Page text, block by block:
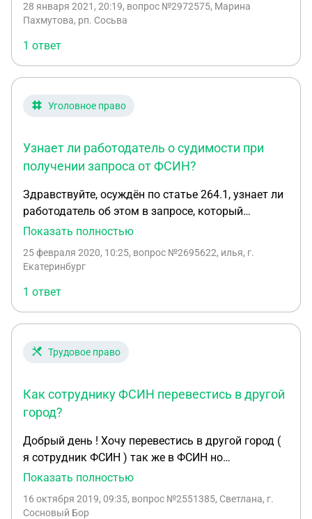
обязательство подписывать отказалась, так как
доли. В муниципалитет долю, оказывается, сейчас
принять не могут. Дом на двух хозяев, разные
входы, разные дворы. Обращались в архитектуру,
к кадастровым инженерам, чтобы оформить
блочную застройку, нам отказывают. Раз мы не
получении сертификакта. Нас 5 человек на 18
кв.м. Оба сотрудники ФСИН, дослужились до
что делать?
28 января 2021, 20:19, вопрос №2972575, Марина
Пахмутова, рп. Сосьва
1 ответ
Уголовное право
Узнает ли работодатель о судимости при
получении запроса от ФСИН?
Здравствуйте, осуждён по статье 264.1, узнает ли
работодатель об этом в запросе, который
отправляют сотрудники ФСИН на место работы?
такой работник?
Показать полностью
25 февраля 2020, 10:25, вопрос №2695622, илья, г.
Екатеринбург
1 ответ
Трудовое право
Как сотруднику ФСИН перевестись в другой
город?
Добрый день ! Хочу перевестись в другой город (
я сотрудник ФСИН ) так же в ФСИН но
руководство не отпускает. Что нужно сделать что
с одного ФСИН и устроиться в другой ФСИН
Показать полностью
16 октября 2019, 09:35, вопрос №2551385, Светлана, г.
Сосновый Бор